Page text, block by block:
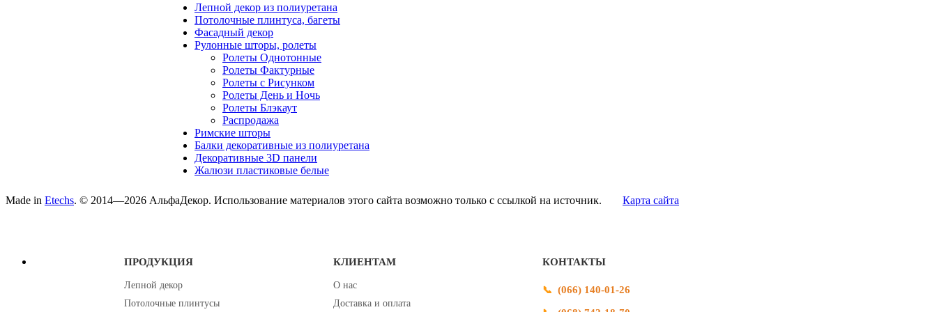
Лепной декор из полиуретана
Потолочные плинтуса, багеты
Фасадный декор
Рулонные шторы, ролеты
Ролеты Однотонные
Ролеты Фактурные
Ролеты с Рисунком
Ролеты День и Ночь
Ролеты Блэкаут
Распродажа
Римские шторы
Балки декоративные из полиуретана
Декоративные 3D панели
Жалюзи пластиковые белые
Made in Etechs. © 2014—2026 АльфаДекор. Использование материалов этого сайта возможно только с ссылкой на источник. Карта сайта
ПРОДУКЦИЯ
Лепной декор
Потолочные плинтусы
КЛИЕНТАМ
О нас
Доставка и оплата
КОНТАКТЫ
(066) 140-01-26